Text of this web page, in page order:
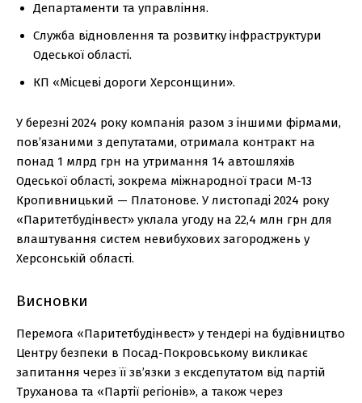
Департаменти та управління.
Служба відновлення та розвитку інфраструктури
Одеської області.
КП «Місцеві дороги Херсонщини».
У березні 2024 року компанія разом з іншими фірмами,
пов’язаними з депутатами, отримала контракт на
понад 1 млрд грн на утримання 14 автошляхів
Одеської області, зокрема міжнародної траси М-13
Кропивницький — Платонове. У листопаді 2024 року
«Паритетбудінвест» уклала угоду на 22,4 млн грн для
влаштування систем невибухових загороджень у
Херсонській області.
Висновки
Перемога «Паритетбудінвест» у тендері на будівництво
Центру безпеки в Посад-Покровському викликає
запитання через її зв’язки з ексдепутатом від партій
Труханова та «Партії регіонів», а також через